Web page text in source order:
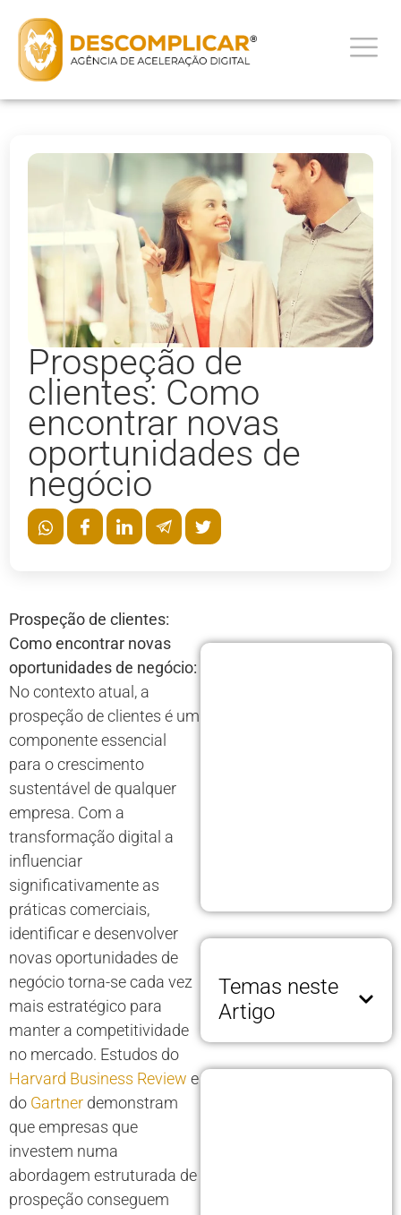
Prospeção de
clientes: Como
encontrar novas
oportunidades de
negócio
Prospeção de clientes:
Como encontrar novas
oportunidades de negócio:
No contexto atual, a
prospeção de clientes é um
componente essencial
para o crescimento
sustentável de qualquer
empresa. Com a
transformação digital a
influenciar
significativamente as
práticas comerciais,
identificar e desenvolver
novas oportunidades de
negócio torna-se cada vez
mais estratégico para
manter a competitividade
no mercado. Estudos do
Harvard Business Review e
do Gartner demonstram
que empresas que
investem numa
abordagem estruturada de
prospeção conseguem
Temas neste
Artigo